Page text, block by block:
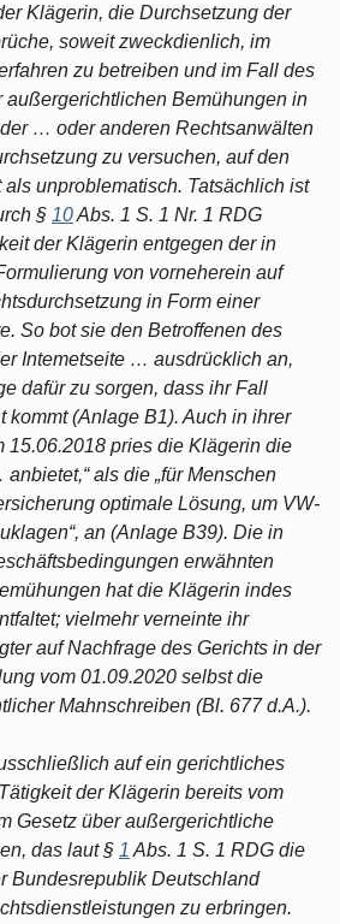
Klägerin, die Durchsetzung der
soweit zweckdienlich, im
zu betreiben und im Fall des
außergerichtlichen Bemühungen in
… oder anderen Rechtsanwälten
zu versuchen, auf den
unproblematisch. Tatsächlich ist
§ 10Abs. 1 S. 1 Nr. 1 RDG
der Klägerin entgegen der in
von vorneherein auf
in Form einer
So bot sie den Betroffenen des
Intemetseite … ausdrücklich an,
dafür zu sorgen, dass ihr Fall
kommt (Anlage B1). Auch in ihrer
15.06.2018 pries die Klägerin die
als die „für Menschen
optimale Lösung, um VW-
an (Anlage B39). Die in
erwähnten
hat die Klägerin indes
vielmehr verneinte ihr
auf Nachfrage des Gerichts in der
vom 01.09.2020 selbst die
Mahnschreiben (Bl. 677 d.A.).
auf ein gerichtliches
der Klägerin bereits vom
Gesetz über außergerichtliche
das laut § 1 Abs. 1 S. 1 RDG die
Bundesrepublik Deutschland
zu erbringen.